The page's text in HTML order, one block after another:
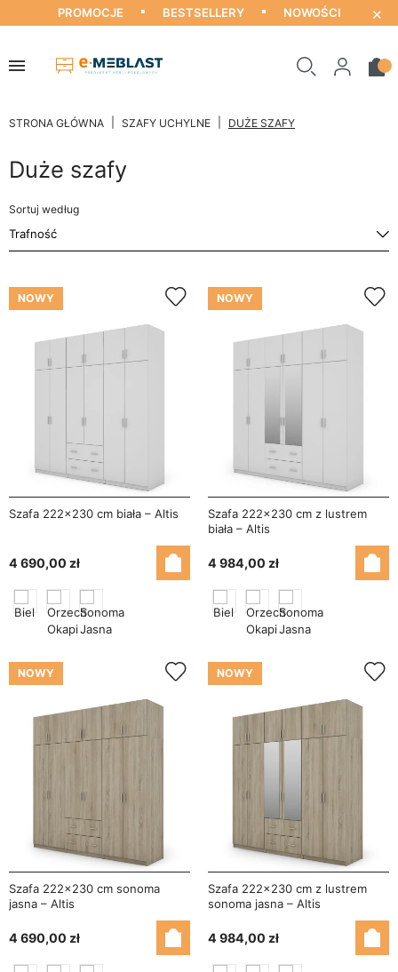
PROMOCJE BESTSELLERY NOWOŚCI ×
STRONA GŁÓWNA SZAFY UCHYLNE DUŻE SZAFY
Duże szafy
Sortuj według
NOWY
Szafa 222x230 cm biała – Altis
4 690,00 zł
NOWY
Szafa 222x230 cm z lustrem
biała – Altis
4 984,00 zł
NOWY
Szafa 222x230 cm sonoma
jasna – Altis
4 690,00 zł
NOWY
Szafa 222x230 cm z lustrem
sonoma jasna – Altis
4 984,00 zł